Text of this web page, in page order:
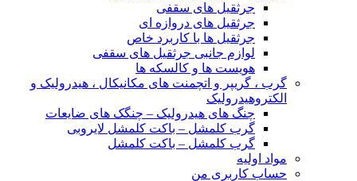
جرثقیل های سقفی
جرثقیل های دروازه ای
جرثقیل ها با کاربرد خاص
لوازم جانبی جرثقیل های سقفی
هویست ها و کالسکه ها
گرب ، گریپر و اتچمنت های مکانیکال ، هیدرولیک و
الکتروهیدرولیک
چنگ های هیدرولیک – چنگک های ضایعات
گرب کلمشل – باکت کلمشل لایروبی
گرب کلمشل – باکت کلمشل
مواد اولیه
حساب کاربری من